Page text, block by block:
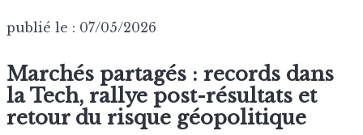
publié le : 07/05/2026
Marchés partagés : records dans
la Tech, rallye post-résultats et
retour du risque géopolitique